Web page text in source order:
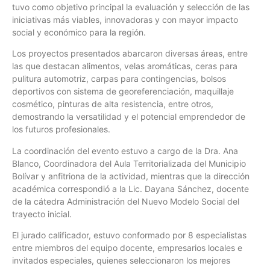
tuvo como objetivo principal la evaluación y selección de las
iniciativas más viables, innovadoras y con mayor impacto
social y económico para la región.
Los proyectos presentados abarcaron diversas áreas, entre
las que destacan alimentos, velas aromáticas, ceras para
pulitura automotriz, carpas para contingencias, bolsos
deportivos con sistema de georeferenciación, maquillaje
cosmético, pinturas de alta resistencia, entre otros,
demostrando la versatilidad y el potencial emprendedor de
los futuros profesionales.
La coordinación del evento estuvo a cargo de la Dra. Ana
Blanco, Coordinadora del Aula Territorializada del Municipio
Bolívar y anfitriona de la actividad, mientras que la dirección
académica correspondió a la Lic. Dayana Sánchez, docente
de la cátedra Administración del Nuevo Modelo Social del
trayecto inicial.
El jurado calificador, estuvo conformado por 8 especialistas
entre miembros del equipo docente, empresarios locales e
invitados especiales, quienes seleccionaron los mejores